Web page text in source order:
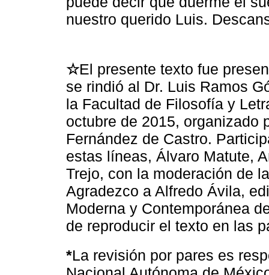
nuestro querido Luis.
☆El presente texto fue
se rindió al Dr. Luis Ramos
la Facultad de Filosofía y
octubre de 2015, organizado
Fernández de Castro.
estas líneas, Álvaro Matute,
Trejo, con la moderación de
Agradezco a Alfredo Ávila,
Moderna y Contemporánea
de reproducir el texto en las
*La revisión por pares es